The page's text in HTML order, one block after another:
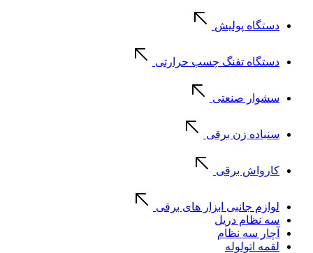
دستگاه پولیش
دستگاه تفنگ چسب حرارتی
سشوار صنعتی
سنباده زن برقی
کارواش برقی
لوازم جانبی ابزار های برقی
سه نظام دریل
آچار سه نظام
لقمه اتولوله